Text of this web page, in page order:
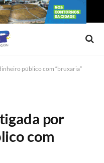
público com “bruxaria”
por
com